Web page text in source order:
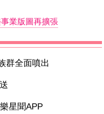
業版圖再擴張
群全面噴出
星聞APP